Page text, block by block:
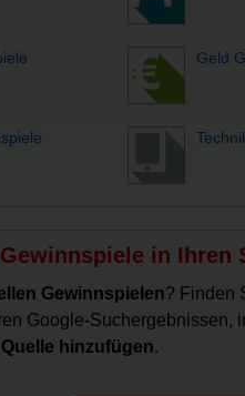
Geld
in Ihren
Gewinnspielen? Finden
Google-Suchergebnissen,
hinzufügen.